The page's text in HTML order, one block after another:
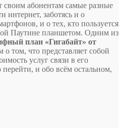
своим абонентам самые разные
интернет, заботясь и о
и о тех, кто пользуется
Паутине планшетом. Одним из
план «Гигабайт» от
том, что представляет собой
услуг связи в его
и обо всём остальном,